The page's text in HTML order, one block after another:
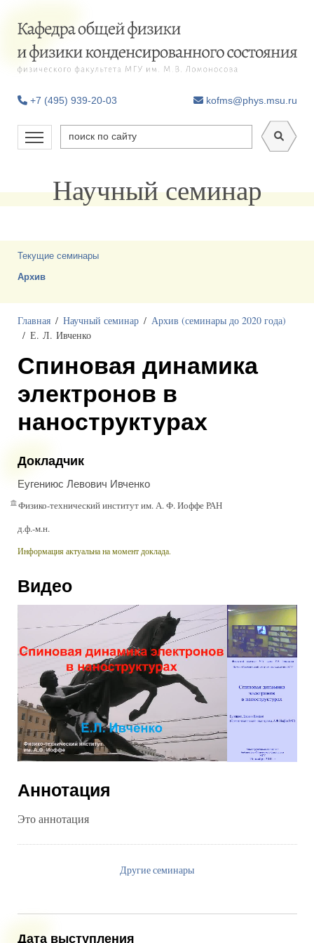
+7 (495) 939-20-03 kofms@phys.msu.ru
Научный семинар
Текущие семинары
Архив
Главная Научный семинар
Архив (семинары до 2020 года)
Е. Л. Ивченко
Спиновая динамика
электронов в
наноструктурах
Докладчик
Еугениюс Левович Ивченко
Физико-технический институт им. А. Ф. Иоффе РАН
д.ф.-м.н.
Информация актуальна на момент доклада.
Видео
Аннотация
Это аннотация
Другие семинары
Дата выступления